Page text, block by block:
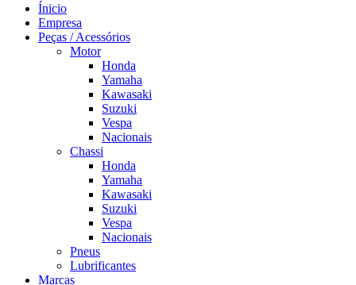
Ínicio
Empresa
Peças / Acessórios
Motor
Honda
Yamaha
Kawasaki
Suzuki
Vespa
Nacionais
Chassi
Honda
Yamaha
Kawasaki
Suzuki
Vespa
Nacionais
Pneus
Lubrificantes
Marcas